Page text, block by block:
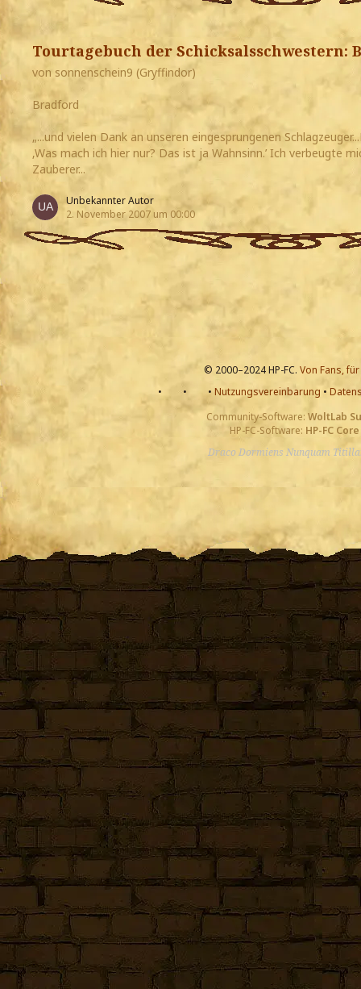
Tourtagebuch der Schicksalsschwestern:
von sonnenschein9 (Gryffindor)
Bradford
„...und vielen Dank an unseren eingesprungenen
‚Was mach ich hier nur? Das ist ja Wahnsinn.’ Ich verbeugte
Zauberer...
Unbekannter Autor
2. November 2007 um 00:00
© 2000–2024 HP-FC. Von Fans,
•
• • Nutzungsvereinbarung •
Community-Software: WoltLab
HP-FC-Software: HP-FC Core
Draco Dormiens Nunquam